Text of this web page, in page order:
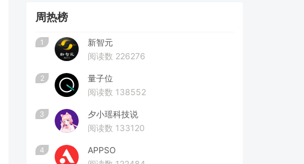
周热榜
1
新智元
阅读数 226276
2
量子位
阅读数 138552
3
夕小瑶科技说
阅读数 133120
4
APPSO